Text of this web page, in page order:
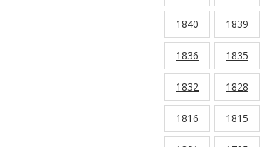
1840 1839
1836 1835
1832 1828
1816 1815